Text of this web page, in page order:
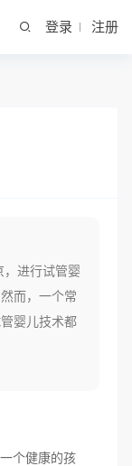
登录 注册
进行试管婴
而，一个常
婴儿技术都
个健康的孩